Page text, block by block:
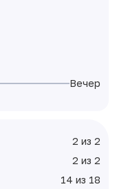
Вечер
2 из 2
2 из 2
14 из 18